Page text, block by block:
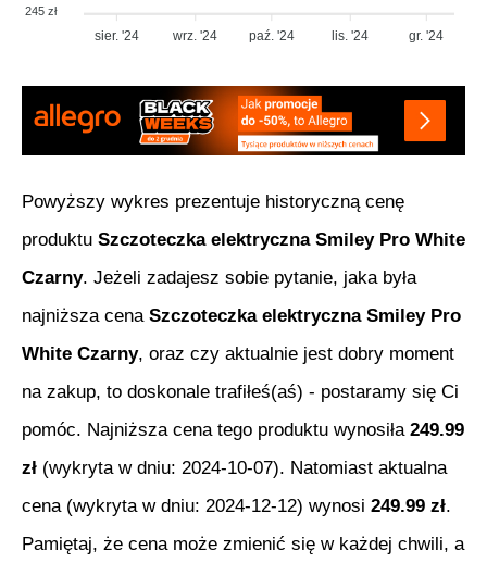
245 zł
sier. '24 wrz. '24 paź. '24 lis. '24 gr. '24
Powyższy wykres prezentuje historyczną cenę
produktu Szczoteczka elektryczna Smiley Pro White
Czarny. Jeżeli zadajesz sobie pytanie, jaka była
najniższa cena Szczoteczka elektryczna Smiley Pro
White Czarny, oraz czy aktualnie jest dobry moment
na zakup, to doskonale trafiłeś(aś) - postaramy się Ci
pomóc. Najniższa cena tego produktu wynosiła 249.99
zł (wykryta w dniu: 2024-10-07). Natomiast aktualna
cena (wykryta w dniu: 2024-12-12) wynosi 249.99 zł.
Pamiętaj, że cena może zmienić się w każdej chwili, a